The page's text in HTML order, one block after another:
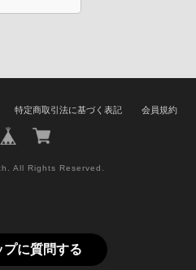
特定商取引法に基づく表記 会員規約
All Rights Reserved.
プに質問する